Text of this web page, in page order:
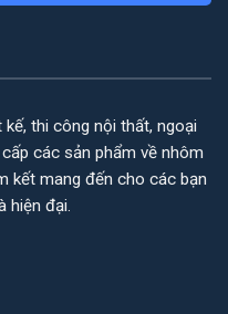
kế, thi công nội thất, ngoại
các sản phẩm về nhôm
kết mang đến cho các bạn
hiện đại.